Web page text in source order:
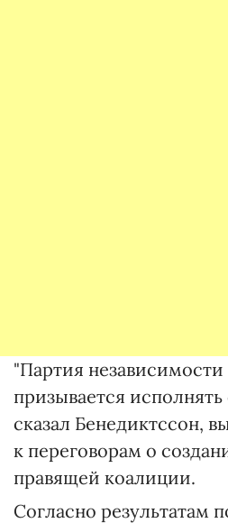
"Партия независимости
призывается
сказал Бенедиктссон,
к переговорам о
правящей коалиции.
Согласно результатам